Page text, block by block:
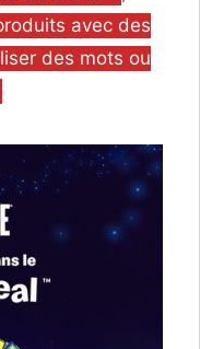
avec des
des mots ou